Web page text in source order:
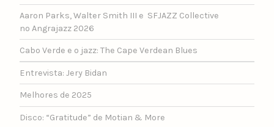
Aaron Parks, Walter Smith III e SFJAZZ Collective
no Angrajazz 2026
Cabo Verde e o jazz: The Cape Verdean Blues
Entrevista: Jery Bidan
Melhores de 2025
Disco: “Gratitude” de Motian & More